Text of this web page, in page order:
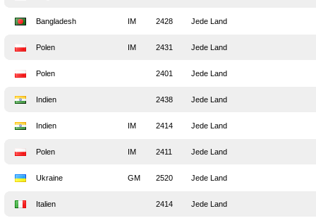
Bangladesh IM 2428 Jede Land
Polen IM 2431 Jede Land
Polen 2401 Jede Land
Indien 2438 Jede Land
Indien IM 2414 Jede Land
Polen IM 2411 Jede Land
Ukraine GM 2520 Jede Land
Italien 2414 Jede Land